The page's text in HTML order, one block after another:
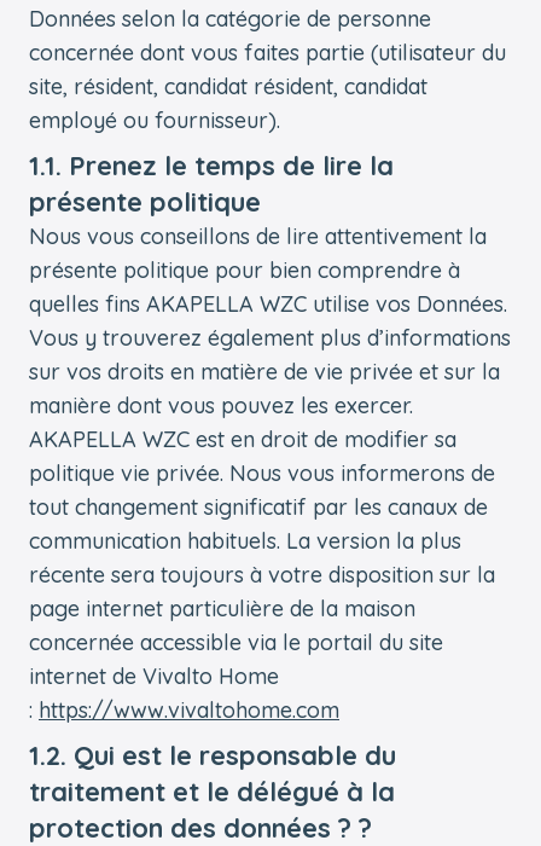
Données selon la catégorie de personne
concernée dont vous faites partie (utilisateur du
site, résident, candidat résident, candidat
employé ou fournisseur).
1.1. Prenez le temps de lire la
présente politique
Nous vous conseillons de lire attentivement la
présente politique pour bien comprendre à
quelles fins AKAPELLA WZC utilise vos Données.
Vous y trouverez également plus d’informations
sur vos droits en matière de vie privée et sur la
manière dont vous pouvez les exercer.
AKAPELLA WZC est en droit de modifier sa
politique vie privée. Nous vous informerons de
tout changement significatif par les canaux de
communication habituels. La version la plus
récente sera toujours à votre disposition sur la
page internet particulière de la maison
concernée accessible via le portail du site
internet de Vivalto Home
: https://www.vivaltohome.com
1.2. Qui est le responsable du
traitement et le délégué à la
protection des données ? ?